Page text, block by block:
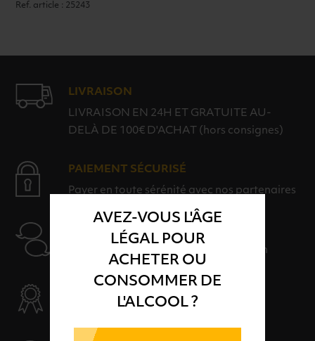
AVEZ-VOUS L'ÂGE
LÉGAL POUR
ACHETER OU
CONSOMMER DE
L'ALCOOL ?
Ref. article : 25243
LIVRAISON
LIVRAISON EN 24H ET GRATUITE AU-
DELÀ DE 100€ D'ACHAT (hors consignes)
PAIEMENT SÉCURISÉ
Payer en toute sérénité avec nos partenaires
Nos conseillers sont à votre disposition
SÉLECTION & QUALITÉ
Des produits sélectionnés avec soins